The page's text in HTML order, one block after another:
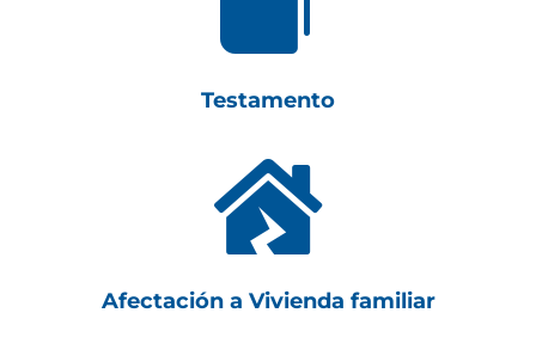
Testamento

Afectación a Vivienda familiar